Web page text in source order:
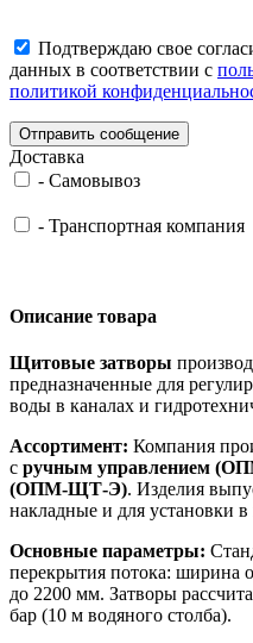
Подтверждаю свое
данных в соответствии с
политикой
Отправить сообщение
Доставка
- Самовывоз
- Транспортная компания
Описание товара
Щитовые затворы
предназначенные для
воды в каналах и
Ассортимент: Компания
с ручным управлением
(ОПМ-ЩТ-Э). Изделия
накладные и для установки
Основные параметры:
перекрытия потока: ширина
до 2200 мм. Затворы
бар (10 м водяного столба).